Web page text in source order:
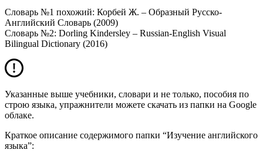
Словарь №1 похожий: Корбей Ж. – Образный Русско-
Английский Словарь (2009)
Словарь №2: Dorling Kindersley – Russian-English Visual
Bilingual Dictionary (2016)
Указанные выше учебники, словари и не только, пособия по
строю языка, упражнители можете скачать из папки на Google
облаке.
Краткое описание содержимого папки “Изучение английского
языка”: